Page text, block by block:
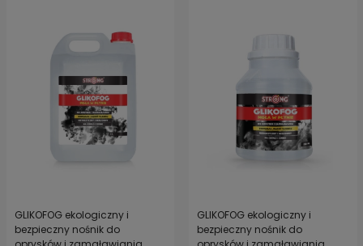
GLIKOFOG ekologiczny i
bezpieczny nośnik do
GLIKOFOG ekologiczny i
bezpieczny nośnik do